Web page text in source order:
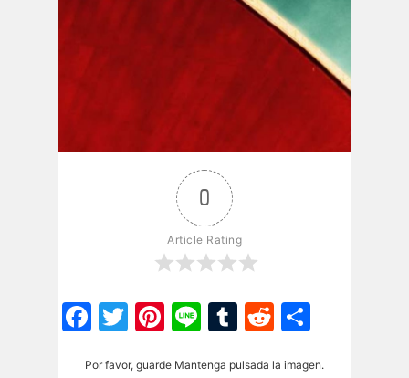
0
Article Rating
Facebook
Twitter
Pinterest
LineTumblr
Reddit
Por favor, guarde Mantenga pulsada la imagen.